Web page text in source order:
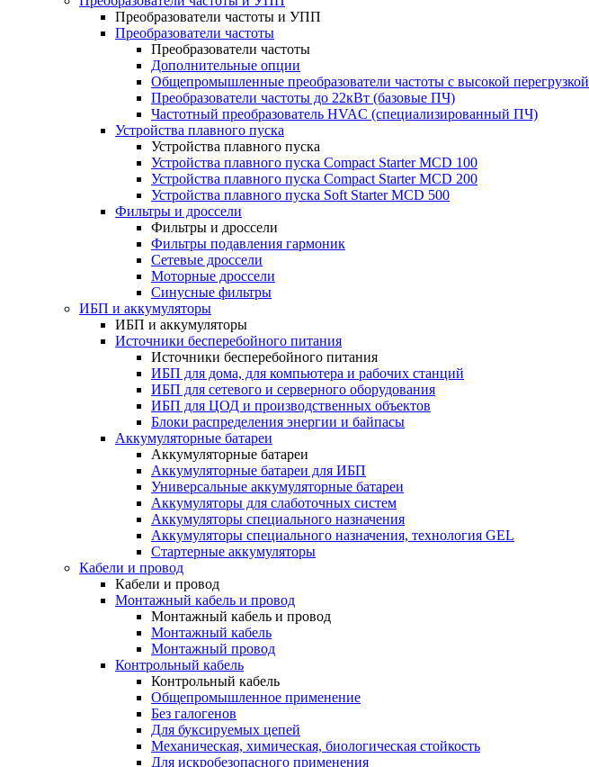
Преобразователи частоты и УПП
Преобразователи частоты
Преобразователи частоты
Дополнительные опции
Общепромышленные преобразователи частоты с высокой перегрузкой
Преобразователи частоты до 22кВт (базовые ПЧ)
Частотный преобразователь HVAC (специализированный ПЧ)
Устройства плавного пуска
Устройства плавного пуска
Устройства плавного пуска Compact Starter MCD 100
Устройства плавного пуска Compact Starter MCD 200
Устройства плавного пуска Soft Starter MCD 500
Фильтры и дроссели
Фильтры и дроссели
Фильтры подавления гармоник
Сетевые дроссели
Моторные дроссели
Синусные фильтры
ИБП и аккумуляторы
ИБП и аккумуляторы
Источники бесперебойного питания
Источники бесперебойного питания
ИБП для дома, для компьютера и рабочих станций
ИБП для сетевого и серверного оборудования
ИБП для ЦОД и производственных объектов
Блоки распределения энергии и байпасы
Аккумуляторные батареи
Аккумуляторные батареи
Аккумуляторные батареи для ИБП
Универсальные аккумуляторные батареи
Аккумуляторы для слаботочных систем
Аккумуляторы специального назначения
Аккумуляторы специального назначения, технология GEL
Стартерные аккумуляторы
Кабели и провод
Кабели и провод
Монтажный кабель и провод
Монтажный кабель и провод
Монтажный кабель
Монтажный провод
Контрольный кабель
Контрольный кабель
Общепромышленное применение
Без галогенов
Для буксируемых цепей
Механическая, химическая, биологическая стойкость
Для искробезопасного применения